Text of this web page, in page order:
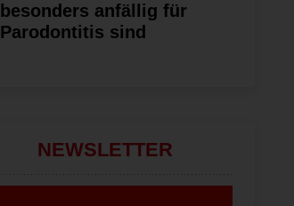
besonders anfällig für
Parodontitis sind
NEWSLETTER